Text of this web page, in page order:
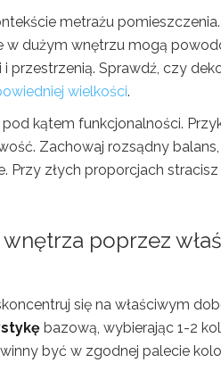
metrażu
w dużym wnętrzu mogą
przestrzenią. Sprawdź, czy
wielkości.
kątem funkcjonalności.
Zachowaj rozsądny
Przy złych proporcjach
poprzez
się na właściwym
bazową, wybierając 1-2
być w zgodnej palecie